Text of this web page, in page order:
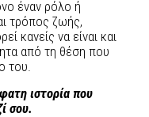
έναν ρόλο ή
τρόπος ζωής,
κανείς να είναι και
από τη θέση που
του.
ιστορία που
σου.